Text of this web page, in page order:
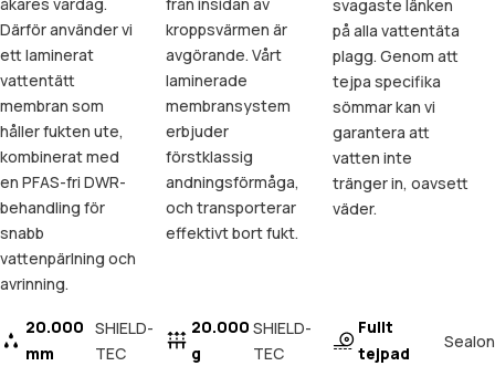
åkares vardag.
Därför använder vi
ett laminerat
vattentätt
membran som
håller fukten ute,
kombinerat med
en PFAS-fri DWR-
behandling för
snabb
vattenpärlning och
avrinning.
20.000
mm
SHIELD-
TEC
från insidan av
kroppsvärmen är
avgörande. Vårt
laminerade
membransystem
erbjuder
förstklassig
andningsförmåga,
och transporterar
effektivt bort fukt.
20.000
g
SHIELD-
TEC
svagaste länken
på alla vattentäta
plagg. Genom att
tejpa specifika
sömmar kan vi
garantera att
vatten inte
tränger in, oavsett
väder.
Fullt
tejpad
Sealon